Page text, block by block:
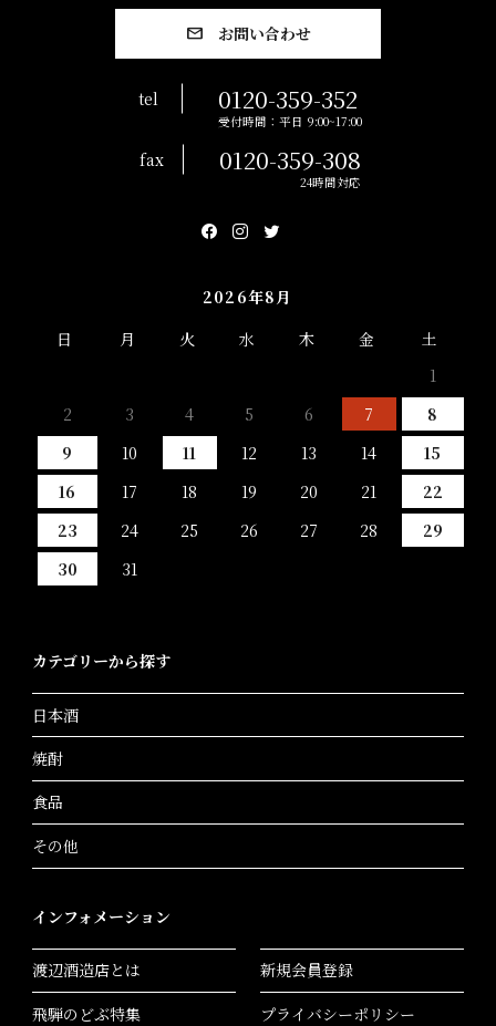
お問い合わせ
tel 0120-359-352
受付時間：平日 9:00~17:00
fax 0120-359-308
24時間対応
2026年8月
日
月 火 水 木 金
土
1
2
3 4 5 6 7
8
9
10 11 12 13 14
15
16
17 18 19 20 21
22
23
24 25 26 27 28
29
30
31
カテゴリーから探す
日本酒
焼酎
食品
その他
インフォメーション
渡辺酒造店とは
飛騨のどぶ特集
新規会員登録
プライバシーポリシー